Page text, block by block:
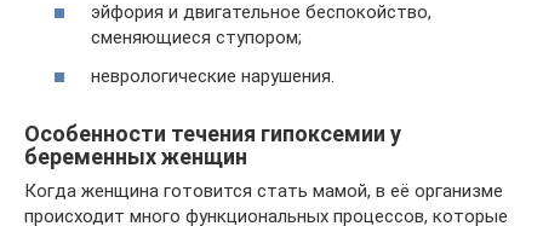
эйфория и двигательное беспокойство,
сменяющиеся ступором;
неврологические нарушения.
Особенности течения гипоксемии у
беременных женщин
Когда женщина готовится стать мамой, в её организме
происходит много функциональных процессов, которые